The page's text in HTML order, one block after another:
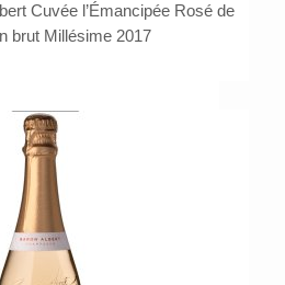
Cuvée l’Émancipée Rosé de
brut Millésime 2017